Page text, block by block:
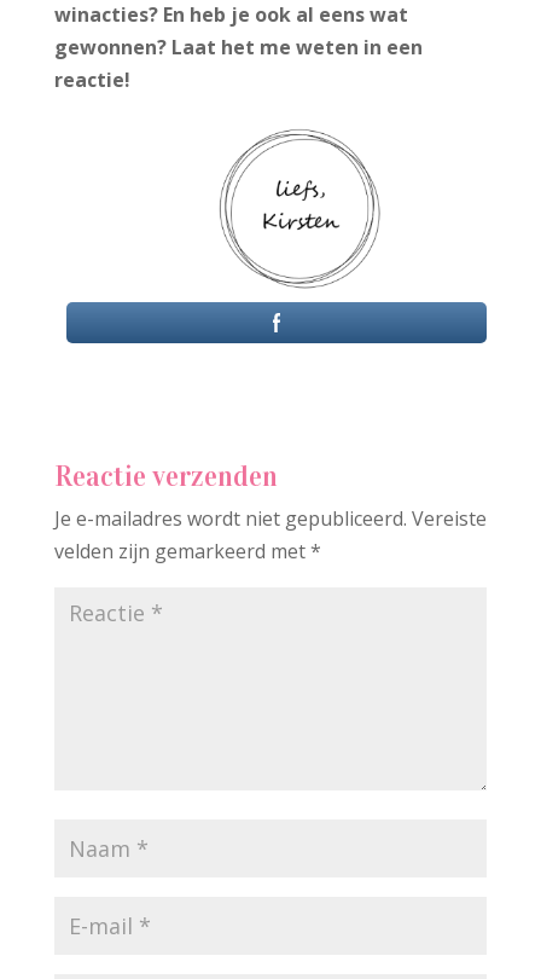
winacties? En heb je ook al eens wat
gewonnen? Laat het me weten in een
reactie!
Reactie verzenden
Je e-mailadres wordt niet gepubliceerd. Vereiste
velden zijn gemarkeerd met*